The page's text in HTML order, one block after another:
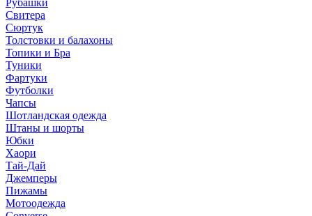
Рубашки
Свитера
Сюртук
Толстовки и балахоны
Топики и Бра
Туники
Фартуки
Футболки
Чапсы
Шотландская одежда
Штаны и шорты
Юбки
Хаори
Тай-Дай
Джемперы
Пижамы
Мотоодежда